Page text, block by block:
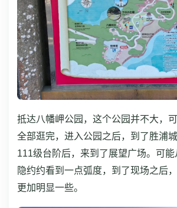
抵达八幡岬公园，这个公园并不大，
全部逛完，进入公园之后，到了胜浦
111级台阶后，来到了展望广场。可
隐约约看到一点弧度，到了现场之后
更加明显一些。